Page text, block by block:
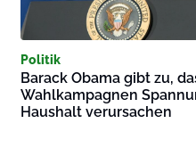
Politik
Barack Obama gibt zu,
Wahlkampagnen
Haushalt verursachen